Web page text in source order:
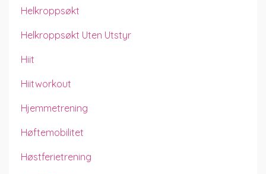
Helkroppsøkt
Helkroppsøkt Uten Utstyr
Hiit
Hiitworkout
Hjemmetrening
Høftemobilitet
Høstferietrening